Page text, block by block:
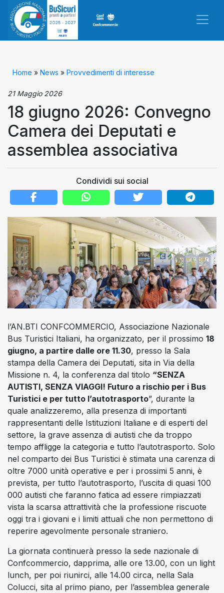
Home » News » Provvedimenti di interesse
21 Maggio 2026
18 giugno 2026: Convegno
Camera dei Deputati e
assemblea associativa
Condividi sui social
l’AN.BTI CONFCOMMERCIO, Associazione Nazionale
Bus Turistici Italiani, ha organizzato, per il prossimo 18
giugno, a partire dalle ore 11.30, presso la Sala
stampa della Camera dei Deputati, sita in Via della
Missione n. 4, la conferenza dal titolo “SENZA
AUTISTI, SENZA VIAGGI! Futuro a rischio per i Bus
Turistici e per tutto l’autotrasporto”, durante la
quale analizzeremo, alla presenza di importanti
rappresentanti delle Istituzioni Italiane e di esperti del
settore, la grave assenza di autisti che da troppo
tempo affligge la categoria e tutto l’autotrasporto. Solo
nel comparto dei Bus Turistici è stimata una carenza di
oltre 7000 unità operative e per i prossimi 5 anni, è
prevista, per tutto l’autotrasporto, l’uscita di quasi 100
000 autisti che faranno fatica ad essere rimpiazzati
vista la scarsa attrattività che la professione riscuote
oggi tra i giovani e i limiti attuali che non permettono di
reperire agevolmente personale straniero.
La giornata continuerà presso la sede nazionale di
Confcommercio, dapprima, alle ore 13.00, con un light
lunch, per poi riunirci, alle 14.00 circa, nella Sala
Colucci, sita al primo piano, per l’assemblea generale